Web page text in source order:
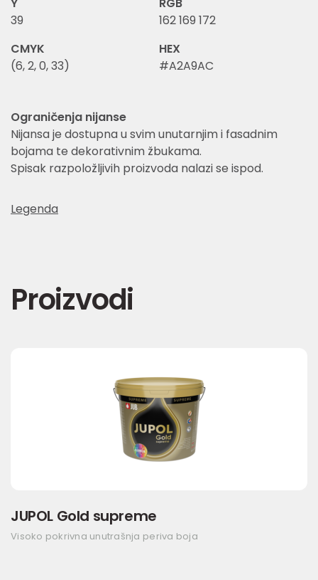
39
162 169 172
CMYK
(6, 2, 0, 33)
HEX
#A2A9AC
Ograničenja nijanse
Nijansa je dostupna u svim unutarnjim i fasadnim
bojama te dekorativnim žbukama.
Spisak razpoložljivih proizvoda nalazi se ispod.
Legenda
Proizvodi
JUPOL Gold supreme
Visoko pokrivna unutrašnja periva boja